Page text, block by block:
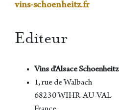
vins-schoenheitz.fr
Editeur
Vins d'Alsace Schoenheitz
1, rue de Walbach
68230 WIHR-AU-VAL